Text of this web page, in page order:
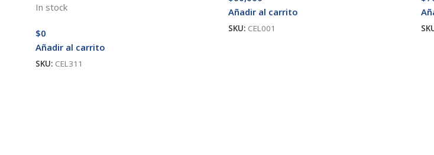
In stock
$0
Añadir al carrito
SKU: CEL311
Añadir al carrito
SKU: CEL001